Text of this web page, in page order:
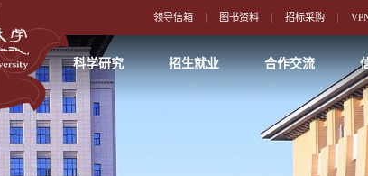
领导信箱 图书资料 招标采购
科学研究 招生就业 合作交流